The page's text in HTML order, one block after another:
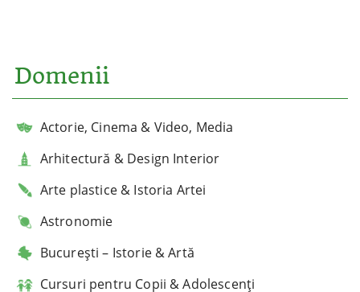
Domenii
Actorie, Cinema & Video, Media
Arhitectură & Design Interior
Arte plastice & Istoria Artei
Astronomie
București – Istorie & Artă
Cursuri pentru Copii & Adolescenți